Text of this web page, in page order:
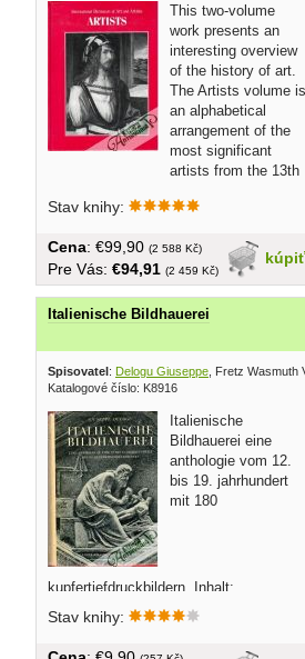
This two-volume
work presents an
interesting overview
of the history of art.
The Artists volume is
an alphabetical
arrangement of the
most significant
artists from the 13th
Stav knihy:
kúpiť
Cena: €99,90 (2 588 Kč)
Pre Vás: €94,91 (2 459 Kč)
Italienische Bildhauerei
Spisovatel: Delogu Giuseppe , Fretz Wasmuth
Katalogové číslo: K8916
Italienische
Bildhauerei eine
anthologie vom 12.
bis 19. jahrhundert
mit 180
kupfertiefdruckbildern. Inhalt:
Grundzuge einer Geschichte der
italienischen Bildhauerei, Tafeln mit...
Stav knihy: